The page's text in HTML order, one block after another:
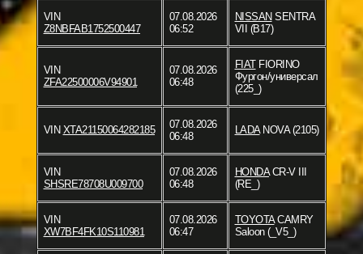
VIN
Z8NBFAB1752500447
07.08.2026
06:52
NISSAN SENTRA
VII (B17)
VIN
ZFA22500006V94901
07.08.2026
06:48
FIATFIORINO
Фургон/универсал
(225_)
VIN XTA21150064282185
07.08.2026
06:48
LADANOVA (2105)
VIN
SHSRE78708U009700
07.08.2026
06:48
HONDACR-V III
(RE_)
VIN
XW7BF4FK10S110981
07.08.2026
06:47
TOYOTACAMRY
Saloon (_V5_)